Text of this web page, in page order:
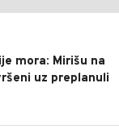
mora: Mirišu na
uz preplanuli